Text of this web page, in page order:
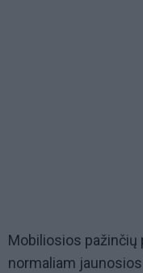
Mobiliosios
normaliam